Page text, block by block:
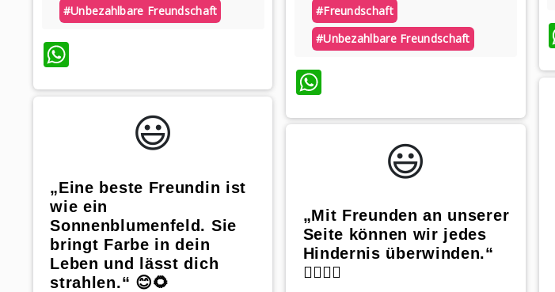
#unbezahlbare Freundschaft
WhatsApp
😃️
„Eine beste Freundin ist
wie ein
Sonnenblumenfeld. Sie
bringt Farbe in dein
Leben und lässt dich
strahlen.“ 😊🌻
#freundschaft
#unbezahlbare Freundschaft
WhatsApp
😃️
„Mit Freunden an unserer
Seite können wir jedes
Hindernis überwinden.“
🏃‍♀️🏃‍♂️